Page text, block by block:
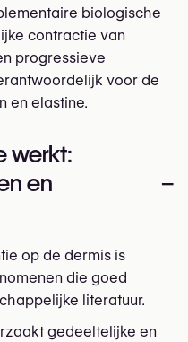
biologische
contractie van
progressieve
voor de
en elastine.
werkt:
en
–
op de dermis is
die goed
literatuur.
gedeeltelijke en